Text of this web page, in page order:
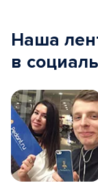
Наша
в